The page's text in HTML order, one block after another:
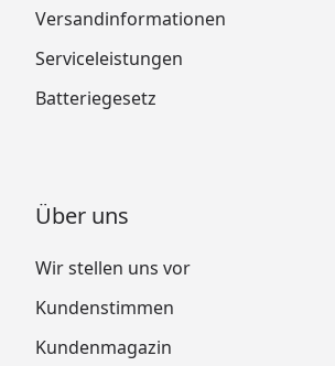
Versandinformationen
Serviceleistungen
Batteriegesetz
Über uns
Wir stellen uns vor
Kundenstimmen
Kundenmagazin